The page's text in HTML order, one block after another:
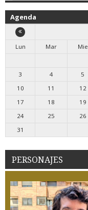
Agenda
Lun
Mar Mie
3
4 5
10
11 12
17
18 19
24
25 26
31
PERSONAJES